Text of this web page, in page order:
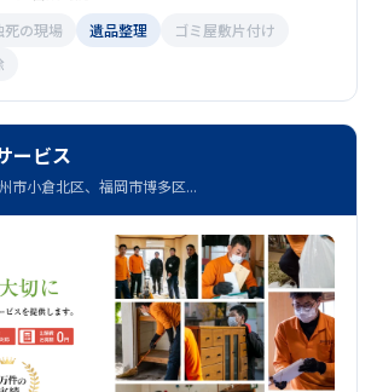
死の現場 遺品整理
ゴミ屋敷片付け
ービス
市小倉北区、福岡市博多区...